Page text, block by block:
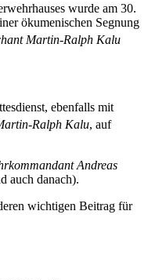
wurde am 30.
ökumenischen Segnung
Martin-Ralph Kalu
ebenfalls mit
Ralph Kalu, auf
Andreas
auch danach).
wichtigen Beitrag für